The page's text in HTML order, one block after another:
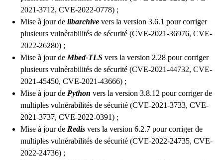
2021-3712, CVE-2022-0778) ;
Mise à jour de libarchive vers la version 3.6.1 pour corriger
plusieurs vulnérabilités de sécurité (CVE-2021-36976, CVE-
2022-26280) ;
Mise à jour de Mbed-TLS vers la version 2.28 pour corriger
plusieurs vulnérabilités de sécurité (CVE-2021-44732, CVE-
2021-45450, CVE-2021-43666) ;
Mise à jour de Python vers la version 3.8.12 pour corriger de
multiples vulnérabilités de sécurité (CVE-2021-3733, CVE-
2021-3737, CVE-2022-0391) ;
Mise à jour de Redis vers la version 6.2.7 pour corriger de
multiples vulnérabilités de sécurité (CVE-2022-24735, CVE-
2022-24736) ;